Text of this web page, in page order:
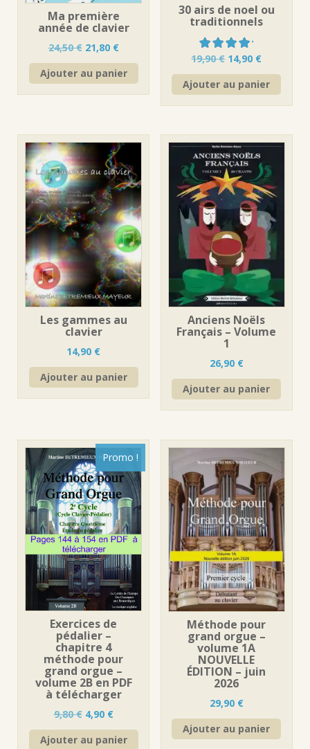
Ma première
année de clavier
24,50€ Le
prix
initial
était :
21,80 €Le
prix
actuel
est :
Ajouter au panier
30 airs de noel ou
traditionnels
Notesur
19,90€ Le
prix
initial
était :
14,90 €Le
prix
actuel
est :
Ajouter au panier
Les gammes au
clavier
14,90 €
Ajouter au panier
Anciens Noëls
Français – Volume
1
26,90 €
Ajouter au panier
Promo !
Exercices de
pédalier –
chapitre 4
méthode pour
grand orgue –
volume 2B en PDF
à télécharger
9,80€ Le
prix
initial
4,90 €Le
prix
actuel
Ajouter au panier
Méthode pour
grand orgue –
volume 1A
NOUVELLE
ÉDITION – juin
2026
29,90 €
Ajouter au panier